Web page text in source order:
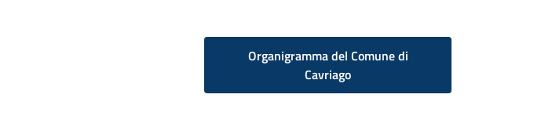
Organigramma del Comune di
Cavriago